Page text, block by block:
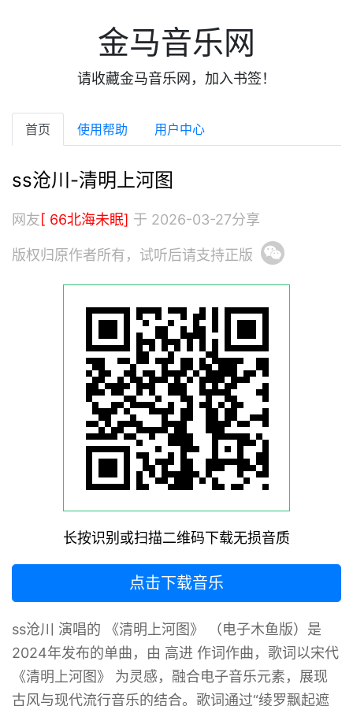
金马音乐网
请收藏金马音乐网，加入书签！
首页 使用帮助 用户中心
ss沧川-清明上河图
网友[ 66北海未眠] 于 2026-03-27分享
版权归原作者所有，试听后请支持正版
长按识别或扫描二维码下载无损音质
点击下载音乐
ss沧川 演唱的 《清明上河图》 （电子木鱼版）是
2024年发布的单曲，由 高进 作词作曲，歌词以宋代
《清明上河图》 为灵感，融合电子音乐元素，展现
古风与现代流行音乐的结合。歌词通过“绫罗飘起遮